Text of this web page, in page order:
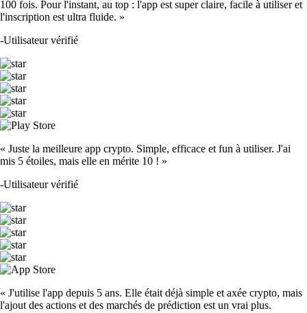
100 fois. Pour l'instant, au top : l'app est super claire, facile à utiliser et
l'inscription est ultra fluide. »
-Utilisateur vérifié
« Juste la meilleure app crypto. Simple, efficace et fun à utiliser. J'ai
mis 5 étoiles, mais elle en mérite 10 ! »
-Utilisateur vérifié
« J'utilise l'app depuis 5 ans. Elle était déjà simple et axée crypto, mais
l'ajout des actions et des marchés de prédiction est un vrai plus.